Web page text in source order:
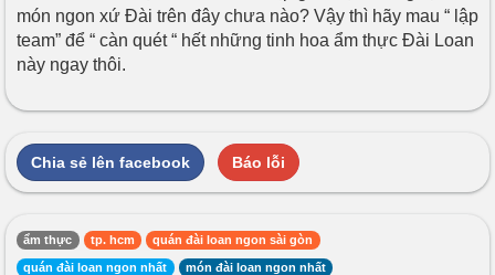
món ngon xứ Đài trên đây chưa nào? Vậy thì hãy mau “ lập
team” để “ càn quét “ hết những tinh hoa ẩm thực Đài Loan
này ngay thôi.
Chia sẻ lên facebook Báo lỗi
ẩm thực tp. hcm quán đài loan ngon sài gòn
quán đài loan ngon nhất món đài loan ngon nhất